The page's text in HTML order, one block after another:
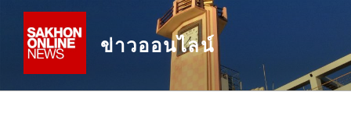
content
ข่าวออนไลน์